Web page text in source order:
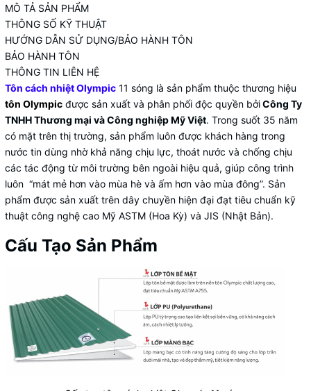
MÔ TẢ SẢN PHẨM
THÔNG SỐ KỸ THUẬT
HƯỚNG DẪN SỬ DỤNG/BẢO HÀNH TÔN
BẢO HÀNH TÔN
THÔNG TIN LIÊN HỆ
Tôn cách nhiệt Olympic 11 sóng là sản phẩm thuộc thương hiệu
tôn Olympic được sản xuất và phân phối độc quyền bởiCông Ty
TNHH Thương mại và Công nghiệp Mỹ Việt. Trong suốt 35 năm
có mặt trên thị trường, sản phẩm luôn được khách hàng trong
nước tin dùng nhờ khả năng chịu lực, thoát nước và chống chịu
các tác động từ môi trường bên ngoài hiệu quả, giúp công trình
luôn “mát mẻ hơn vào mùa hè và ấm hơn vào mùa đông”. Sản
phẩm được sản xuất trên dây chuyền hiện đại đạt tiêu chuẩn kỹ
thuật công nghệ cao Mỹ ASTM (Hoa Kỳ) và JIS (Nhật Bản).
Cấu Tạo Sản Phẩm